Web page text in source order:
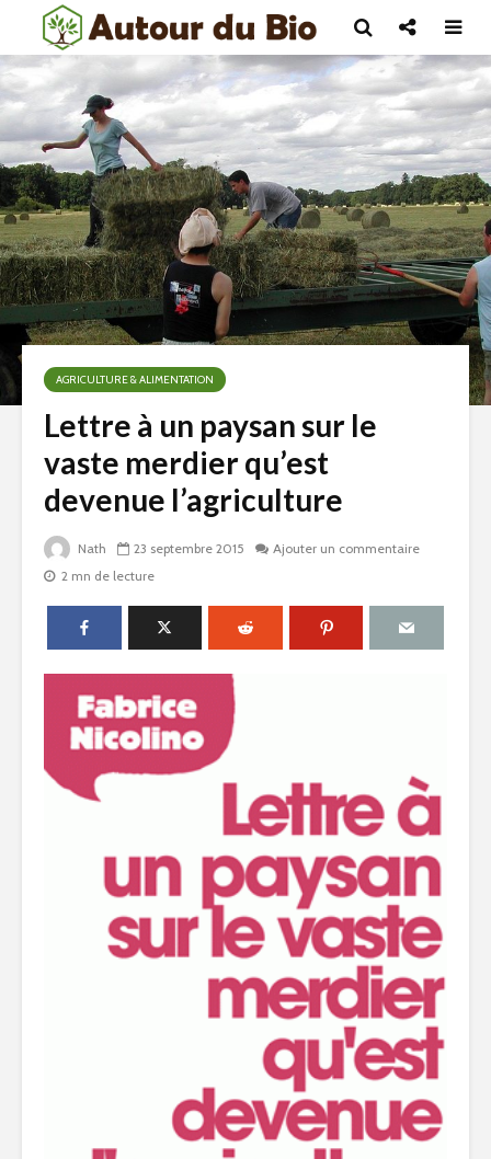
AGRICULTURE & ALIMENTATION
Lettre à un paysan sur le
vaste merdier qu’est
devenue l’agriculture
Nath 23 septembre 2015
Ajouter un commentaire
2 mn de lecture